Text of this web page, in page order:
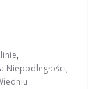
,
Niepodległości,